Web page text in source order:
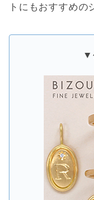
トにもおすすめの
▼